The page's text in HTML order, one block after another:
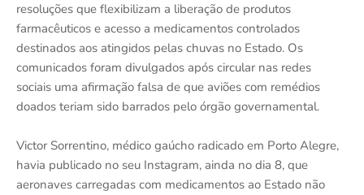
resoluções que flexibilizam a liberação de produtos
farmacêuticos e acesso a medicamentos controlados
destinados aos atingidos pelas chuvas no Estado. Os
comunicados foram divulgados após circular nas redes
sociais uma afirmação falsa de que aviões com remédios
doados teriam sido barrados pelo órgão governamental.
Victor Sorrentino, médico gaúcho radicado em Porto Alegre,
havia publicado no seu Instagram, ainda no dia 8, que
aeronaves carregadas com medicamentos ao Estado não